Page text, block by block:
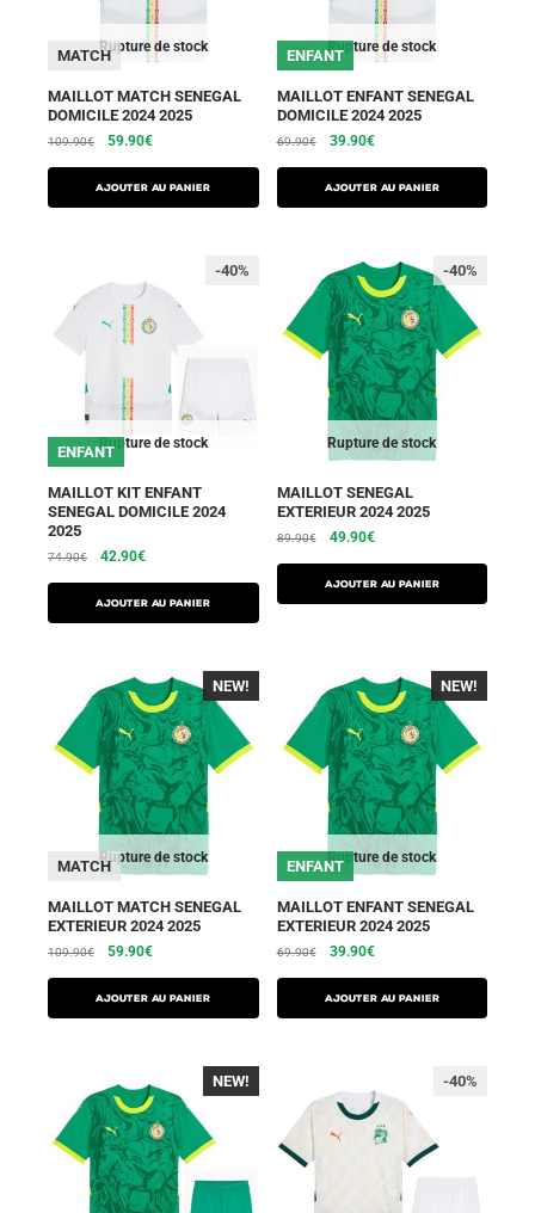
Rupture de stock
MATCH
MAILLOT MATCH SENEGAL
DOMICILE 2024 2025
109.90€ 59.90€
AJOUTER AU PANIER
Rupture de stock
ENFANT
MAILLOT ENFANT SENEGAL
DOMICILE 2024 2025
69.90€ 39.90€
AJOUTER AU PANIER
Rupture de stock
ENFANT
-40%
MAILLOT KIT ENFANT
SENEGAL DOMICILE 2024
2025
74.90€ 42.90€
AJOUTER AU PANIER
Rupture de stock
-40%
MAILLOT SENEGAL
EXTERIEUR 2024 2025
89.90€ 49.90€
AJOUTER AU PANIER
Rupture de stock
-40%
NEW!
MATCH
MAILLOT MATCH SENEGAL
EXTERIEUR 2024 2025
109.90€ 59.90€
AJOUTER AU PANIER
Rupture de stock
-40%
NEW!
ENFANT
MAILLOT ENFANT SENEGAL
EXTERIEUR 2024 2025
69.90€ 39.90€
AJOUTER AU PANIER
NEW! -40%